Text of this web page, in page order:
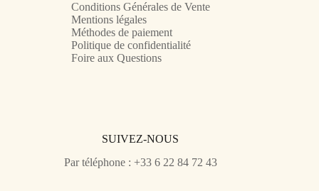
Conditions Générales de Vente
Mentions légales
Méthodes de paiement
Politique de confidentialité
Foire aux Questions
SUIVEZ-NOUS
Par téléphone : +33 6 22 84 72 43